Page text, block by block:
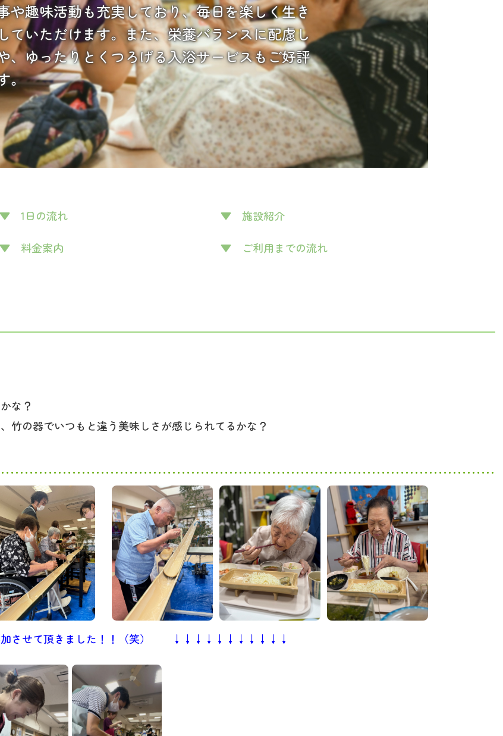
や趣味活動も充実しており、毎日を楽しく生き
ていただけます。また、栄養バランスに配慮し
、ゆったりとくつろげる入浴サービスもご好評
。
▼ 1日の流れ ▼ 施設紹介
▼ 料金案内 ▼ ご利用までの流れ
な？
竹の器でいつもと違う美味しさが感じられてるかな？
させて頂きました！！（笑） ↓↓↓↓↓↓↓↓↓↓↓